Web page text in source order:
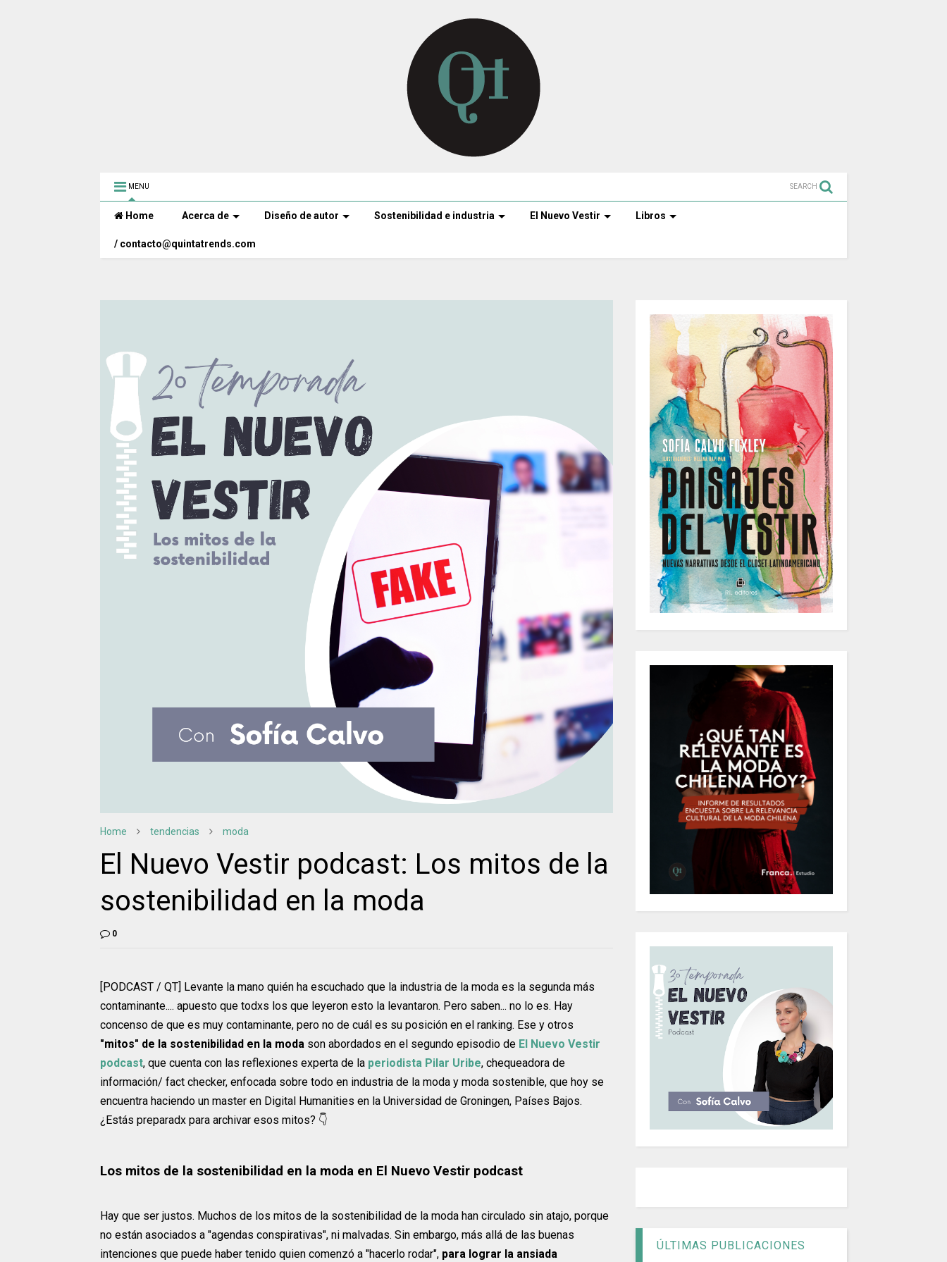
MENU SEARCH
Home Acerca de Diseño de autor Sostenibilidad e industria El Nuevo Vestir Libros
/ contacto@quintatrends.com
Home tendencias moda
El Nuevo Vestir podcast: Los mitos de la
sostenibilidad en la moda
0
[PODCAST / QT] Levante la mano quién ha escuchado que la industria de la moda es la segunda más
contaminante.... apuesto que todxs los que leyeron esto la levantaron. Pero saben... no lo es. Hay
concenso de que es muy contaminante, pero no de cuál es su posición en el ranking. Ese y otros
"mitos" de la sostenibilidad en la moda son abordados en el segundo episodio de El Nuevo Vestir
podcast, que cuenta con las reflexiones experta de la periodista Pilar Uribe, chequeadora de
información/ fact checker, enfocada sobre todo en industria de la moda y moda sostenible, que hoy se
encuentra haciendo un master en Digital Humanities en la Universidad de Groningen, Países Bajos.
¿Estás preparadx para archivar esos mitos? 👇
Los mitos de la sostenibilidad en la moda en El Nuevo Vestir podcast
Hay que ser justos. Muchos de los mitos de la sostenibilidad de la moda han circulado sin atajo, porque
no están asociados a "agendas conspirativas", ni malvadas. Sin embargo, más allá de las buenas
intenciones que puede haber tenido quien comenzó a "hacerlo rodar", para lograr la ansiada
ÚLTIMAS PUBLICACIONES